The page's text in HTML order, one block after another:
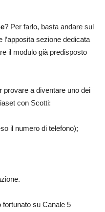
? Per farlo, basta andare sul
sezione dedicata
il modulo già predisposto
provare a diventare uno dei
con Scotti:
il numero di telefono);
su Canale 5